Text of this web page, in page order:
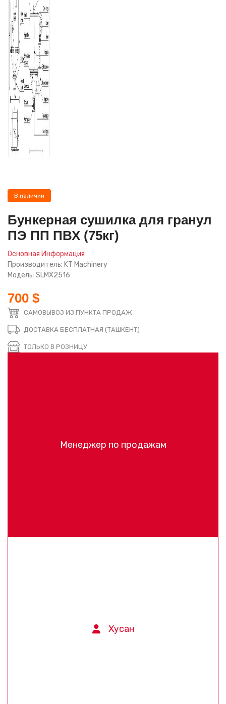
В наличии
Бункерная сушилка для гранул
ПЭ ПП ПВХ (75кг)
Основная Информация
Производитель: KT Machinery
Модель: SLMX2516
700 $
САМОВЫВОЗ ИЗ ПУНКТА ПРОДАЖ
ДОСТАВКА БЕСПЛАТНАЯ (ТАШКЕНТ)
ТОЛЬКО В РОЗНИЦУ
Менеджер по продажам
Хусан